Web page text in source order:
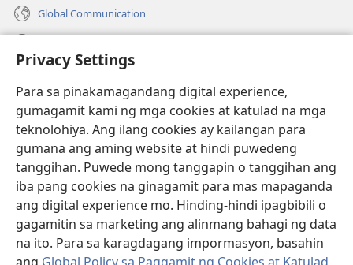
Privacy Settings
Para sa pinakamagandang digital experience,
gumagamit kami ng mga cookies at katulad na mga
teknolohiya. Ang ilang cookies ay kailangan para
gumana ang aming website at hindi puwedeng
tanggihan. Puwede mong tanggapin o tanggihan ang
iba pang cookies na ginagamit para mas mapaganda
ang digital experience mo. Hinding-hindi ipagbibili o
gagamitin sa marketing ang alinmang bahagi ng data
na ito. Para sa karagdagang impormasyon, basahin
Global Communication
(may
na
bagong
window)
Watchtower ONLINE LIBRARY™
(may
bubukas
na
bagong
window)
JW Hub ®
(may
bubukas
bagong
window)
JW Library ®
Watchtower Library®